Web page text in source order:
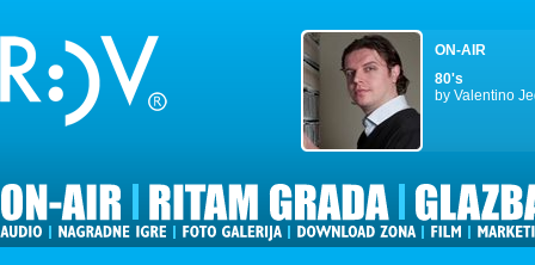
ON-AIR
80's
by Valentino